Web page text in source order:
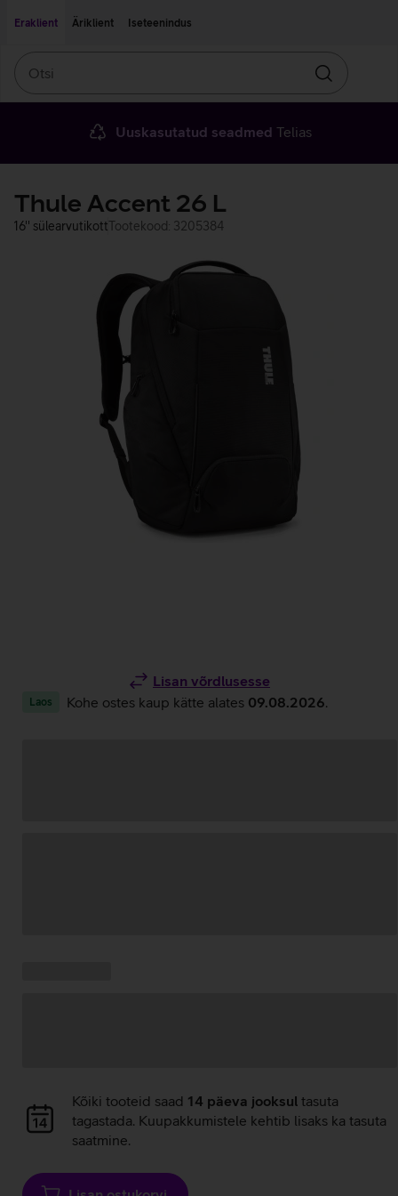
Eraklient
Äriklient Iseteenindus
Otsin
Uuskasutatud seadmed Telias
Thule Accent 26 L
16'' sülearvutikottTootekood: 3205384
Lisan võrdlusesse
Laos Kohe ostes kaup kätte alates 09.08.2026
Andmete
laadimine
Kõiki tooteid saad 14 päeva jooksul tasuta
tagastada. Kuupakkumistele kehtib lisaks ka tasuta
saatmine.